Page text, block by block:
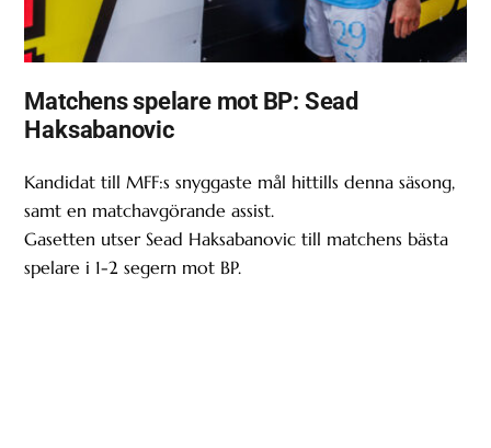
Matchens spelare mot BP: Sead
Haksabanovic
Kandidat till MFF:s snyggaste mål hittills denna säsong,
samt en matchavgörande assist.
Gasetten utser Sead Haksabanovic till matchens bästa
spelare i 1-2 segern mot BP.